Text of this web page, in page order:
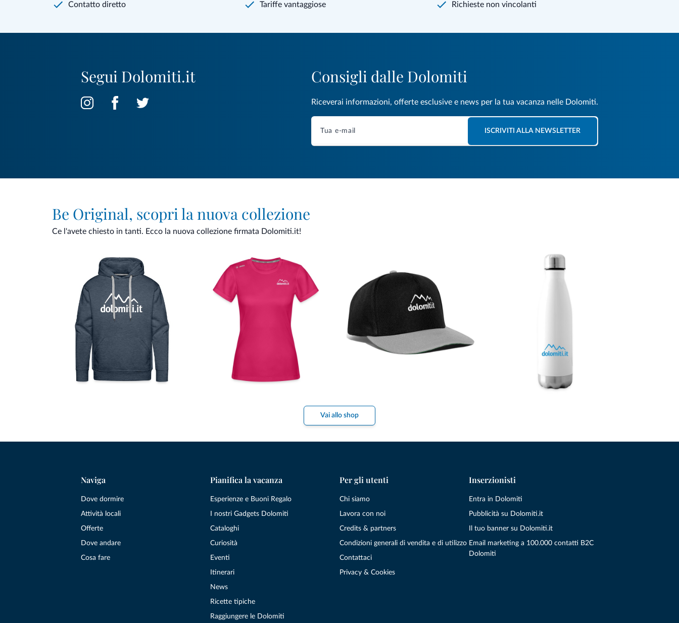
Contatto diretto Tariffe vantaggiose Richieste non vincolanti
Segui Dolomiti.it Consigli dalle Dolomiti
Riceverai informazioni, offerte esclusive e news per la tua vacanza nelle Dolomiti.
ISCRIVITI ALLA NEWSLETTER
Be Original, scopri la nuova collezione
Ce l'avete chiesto in tanti. Ecco la nuova collezione firmata Dolomiti.it!
Vai allo shop
Naviga
Dove dormire
Attività locali
Offerte
Dove andare
Cosa fare
Pianifica la vacanza
Esperienze e Buoni Regalo
I nostri Gadgets Dolomiti
Cataloghi
Curiosità
Eventi
Itinerari
News
Ricette tipiche
Raggiungere le Dolomiti
Per gli utenti
Chi siamo
Lavora con noi
Credits & partners
Condizioni generali di vendita e di utilizzo
Contattaci
Privacy & Cookies
Inserzionisti
Entra in Dolomiti
Pubblicità su Dolomiti.it
Il tuo banner su Dolomiti.it
Email marketing a 100.000 contatti B2C
Dolomiti